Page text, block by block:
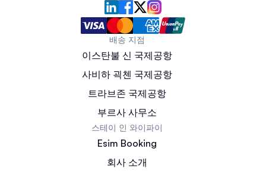
배송 지점
이스탄불 신 국제공항
사비하 괵첸 국제공항
트라브존 국제공항
부르사 사무소
스테이 인 와이파이
Esim Booking
회사 소개